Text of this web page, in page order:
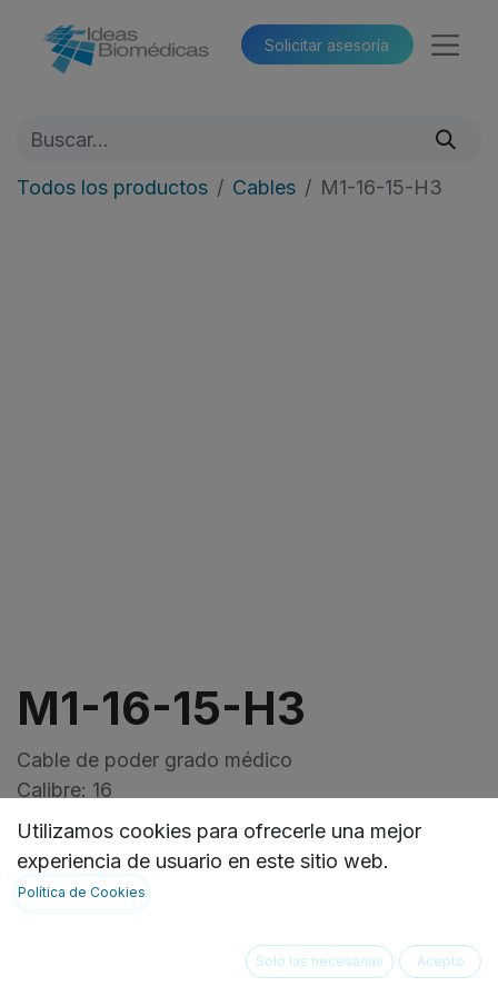
Solicitar asesoría​​
Todos los productos Cables M1-16-15-H3
M1-16-15-H3
Cable de poder grado médico
Calibre: 16
Macho: NEMA 5-15P
Hembra:IEC-60320-C13 RIGTH
Longitud: 15 Pies
https://ideasbiomedicas.odoo.com/document/
4ddd-462c-9c43-2aa397cc1ad5
Utilizamos cookies para ofrecerle una mejor
experiencia de usuario en este sitio web.
Política de Cookies
Solo las necesarias Acepto